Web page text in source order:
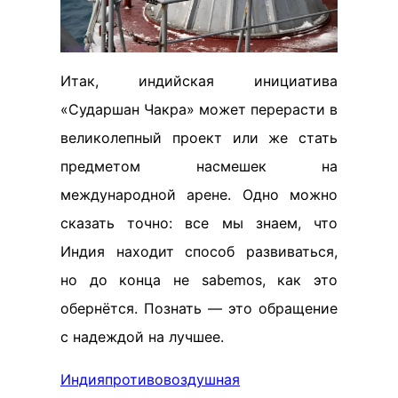
Итак, индийская инициатива
«Сударшан Чакра» может перерасти в
великолепный проект или же стать
предметом насмешек на
международной арене. Одно можно
сказать точно: все мы знаем, что
Индия находит способ развиваться,
но до конца не sabemos, как это
обернётся. Познать — это обращение
с надеждой на лучшее.
Индияпротивовоздушная